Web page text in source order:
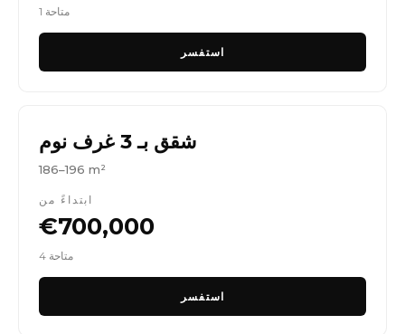
1 متاحة
استفسر
شقق بـ 3 غرف نوم
186–196 m²
ابتداءً من
€700,000
4 متاحة
استفسر